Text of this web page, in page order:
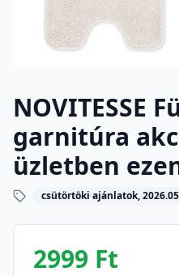
NOVITESSE
garnitúra
üzletben
csütörtöki ajánlatok,
2999 Ft